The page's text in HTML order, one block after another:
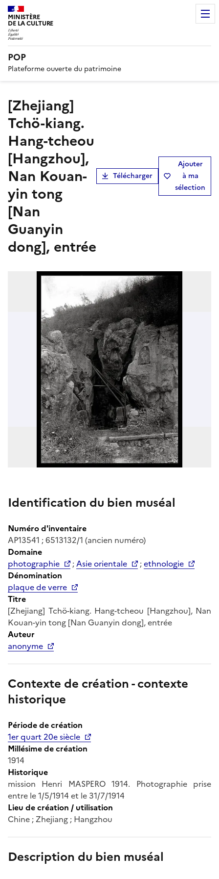
MINISTÈRE
DE LA CULTURE
POP
Plateforme ouverte du patrimoine
[Zhejiang]
Tchö-kiang.
Hang-tcheou
[Hangzhou],
Nan Kouan-
yin tong
[Nan
Guanyin
dong], entrée
Télécharger
Ajouter
à ma
sélection
Identification du bien muséal
Numéro d'inventaire
AP13541 ; 6513132/1 (ancien numéro)
Domaine
photographie
;Asie orientale ;ethnologie
Dénomination
plaque de verre
Titre
[Zhejiang] Tchö-kiang. Hang-tcheou [Hangzhou], Nan
Kouan-yin tong [Nan Guanyin dong], entrée
Auteur
anonyme
Contexte de création - contexte
historique
Période de création
1er quart 20e siècle
Millésime de création
1914
Historique
mission Henri MASPERO 1914. Photographie prise
entre le 1/5/1914 et le 31/7/1914
Lieu de création / utilisation
Chine ; Zhejiang ; Hangzhou
Description du bien muséal